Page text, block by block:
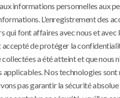
informations personnelles aux
L'enregistrement des
qui font affaires avec nous et avec
de protéger la
a été atteint et que nous
applicables. Nos technologies sont
pas garantir la sécurité absolue